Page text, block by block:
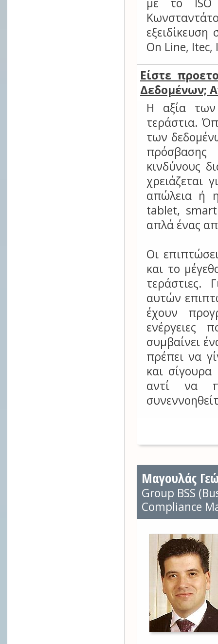
με το ISO
On Line,
Είστε
Δεδομένων;
Η αξία των
τεράστια.
των
κινδύνους
χρειάζεται
απώλεια ή
tablet,
απλά ένας
Οι
και το
τεράστιες.
αυτών
έχουν
ενέργειες
συμβαίνει
πρέπει να
και
αντί να
Μαγουλάς
Group BSS
Compliance